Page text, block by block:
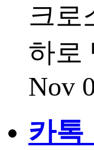
크로
하로
Nov
카톡